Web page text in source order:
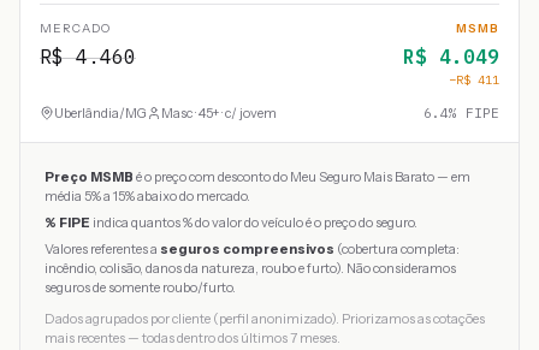
MERCADO
R$4.460
MSMB
R$ 4.049
−R$ 411
Uberlândia/MG Masc · 45+ · c/ jovem 6.4% FIPE
Preço MSMB é o preço com desconto do Meu Seguro Mais Barato — em
média 5% a 15% abaixo do mercado.
% FIPE indica quantos % do valor do veículo é o preço do seguro.
Valores referentes a seguros compreensivos (cobertura completa:
incêndio, colisão, danos da natureza, roubo e furto). Não consideramos
seguros de somente roubo/furto.
Dados agrupados por cliente (perfil anonimizado). Priorizamos as cotações
mais recentes — todas dentro dos últimos 7 meses.